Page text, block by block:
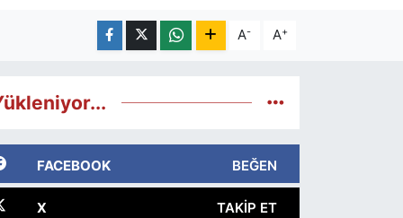
A- A+
FACEBOOK BEĞEN
X TAKIP ET